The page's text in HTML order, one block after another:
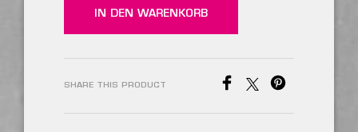
IN DEN WARENKORB
SHARE THIS PRODUCT